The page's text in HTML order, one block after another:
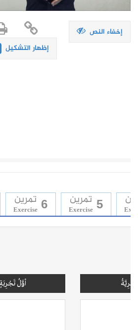
إخفاء النص
إظهار التشكيل